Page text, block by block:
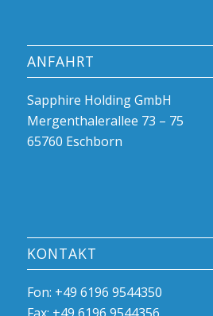
ANFAHRT
Sapphire Holding GmbH
Mergenthalerallee 73 – 75
65760 Eschborn
KONTAKT
Fon: +49 6196 9544350